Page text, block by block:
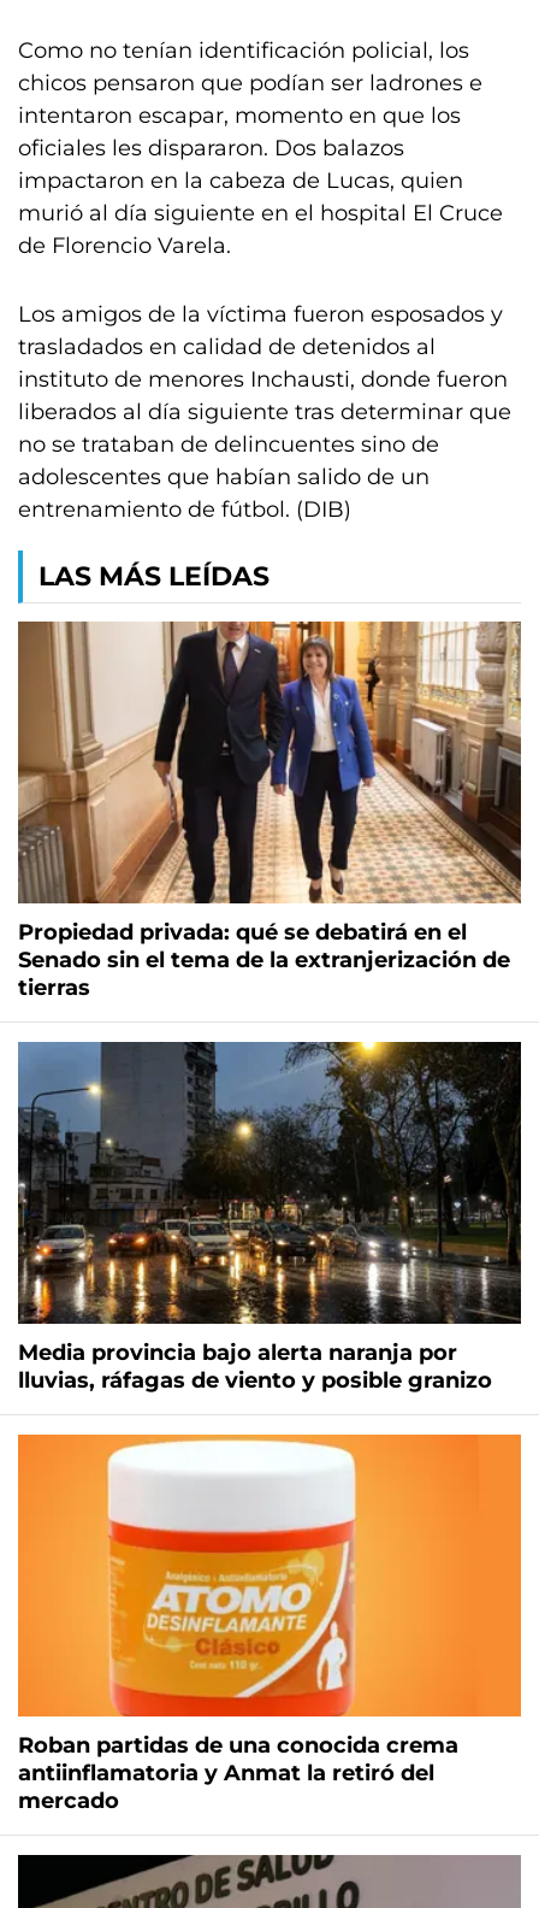
Como no tenían identificación policial, los
chicos pensaron que podían ser ladrones e
intentaron escapar, momento en que los
oficiales les dispararon. Dos balazos
impactaron en la cabeza de Lucas, quien
murió al día siguiente en el hospital El Cruce
de Florencio Varela.
Los amigos de la víctima fueron esposados y
trasladados en calidad de detenidos al
instituto de menores Inchausti, donde fueron
liberados al día siguiente tras determinar que
no se trataban de delincuentes sino de
adolescentes que habían salido de un
entrenamiento de fútbol. (DIB)
LAS MÁS LEÍDAS
Propiedad privada: qué se debatirá en el
Senado sin el tema de la extranjerización de
tierras
Media provincia bajo alerta naranja por
lluvias, ráfagas de viento y posible granizo
Roban partidas de una conocida crema
antiinflamatoria y Anmat la retiró del
mercado